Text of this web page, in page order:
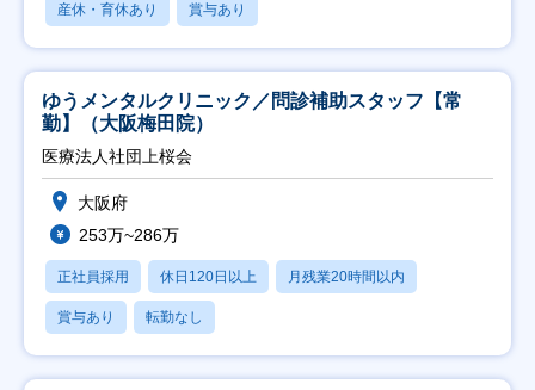
産休・育休あり 賞与あり
ゆうメンタルクリニック／問診補助スタッフ【常
勤】（大阪梅田院）
医療法人社団上桜会
大阪府
253万~286万
正社員採用 休日120日以上 月残業20時間以内
賞与あり 転勤なし